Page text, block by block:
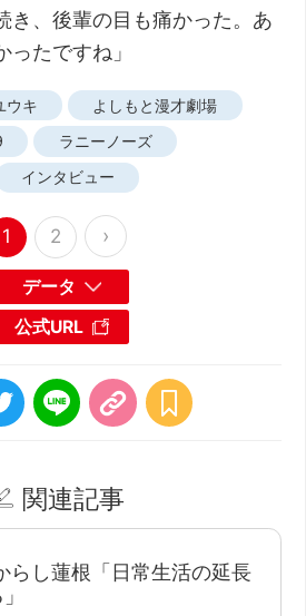
き、後輩の目も痛かった。あ
たですね」
ウキ
よしもと漫才劇場
ラニーノーズ
インタビュー
1 2 ›
データ
公式URL
関連記事
らし蓮根「日常生活の延長